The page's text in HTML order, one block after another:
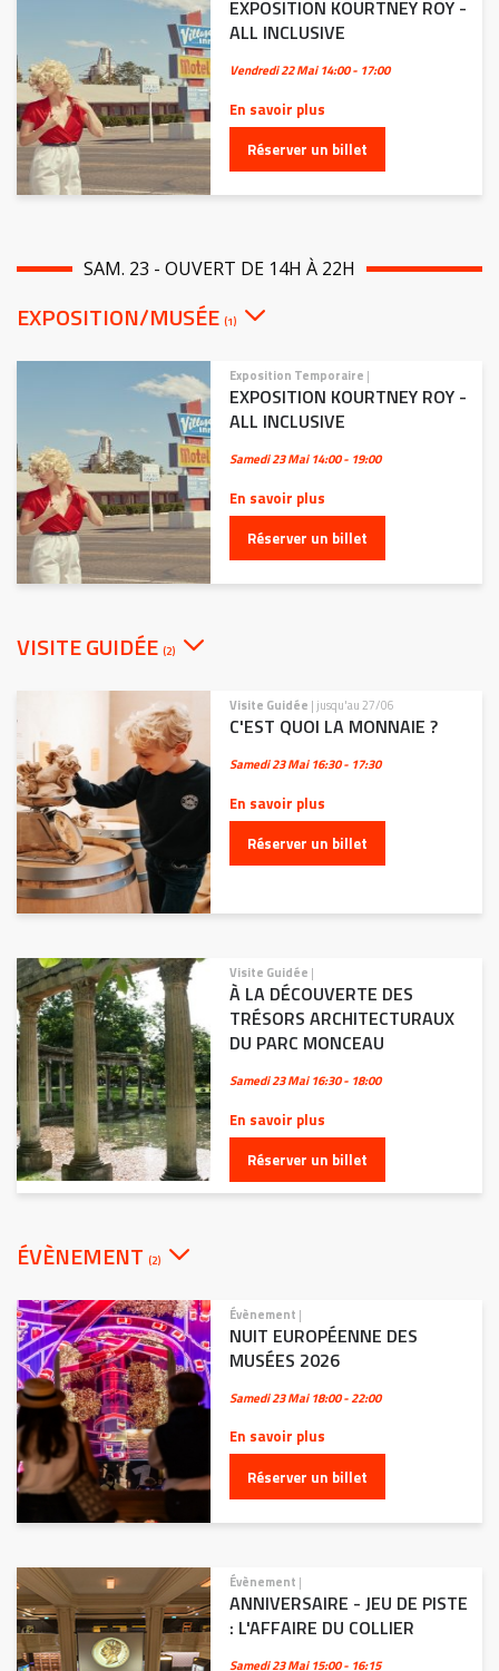
EXPOSITION KOURTNEY ROY -
ALL INCLUSIVE
Vendredi 22 Mai14:00 - 17:00
En savoir plus
Réserver un billet
SAM. 23 - OUVERT DE 14H À 22H
EXPOSITION/MUSÉE (1)
Exposition Temporaire |
EXPOSITION KOURTNEY ROY -
ALL INCLUSIVE
Samedi 23 Mai14:00 - 19:00
En savoir plus
Réserver un billet
VISITE GUIDÉE (2)
Visite Guidée | jusqu'au 27/06
C'EST QUOI LA MONNAIE ?
Samedi 23 Mai16:30 - 17:30
En savoir plus
Réserver un billet
Visite Guidée |
À LA DÉCOUVERTE DES
TRÉSORS ARCHITECTURAUX
DU PARC MONCEAU
Samedi 23 Mai16:30 - 18:00
En savoir plus
Réserver un billet
ÉVÈNEMENT (2)
Évènement |
NUIT EUROPÉENNE DES
MUSÉES 2026
Samedi 23 Mai18:00 - 22:00
En savoir plus
Réserver un billet
Évènement |
ANNIVERSAIRE - JEU DE PISTE
: L'AFFAIRE DU COLLIER
Samedi 23 Mai15:00 - 16:15